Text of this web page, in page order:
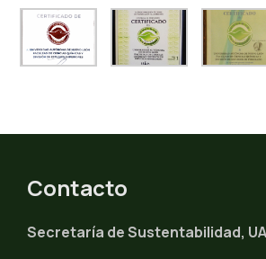
Contacto
Secretaría de Sustentabilidad,